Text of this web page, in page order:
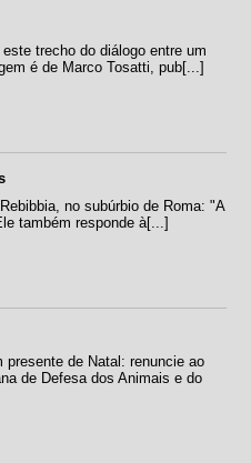
trecho do diálogo entre um
é de Marco Tosatti, pub[...]
no subúrbio de Roma: "A
também responde à[...]
de Natal: renuncie ao
de Defesa dos Animais e do